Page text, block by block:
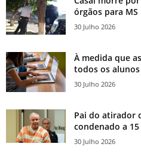
órgãos para MS
30 Julho 2026
À medida que
todos os
30 Julho 2026
Pai do atirador
condenado a 15
30 Julho 2026